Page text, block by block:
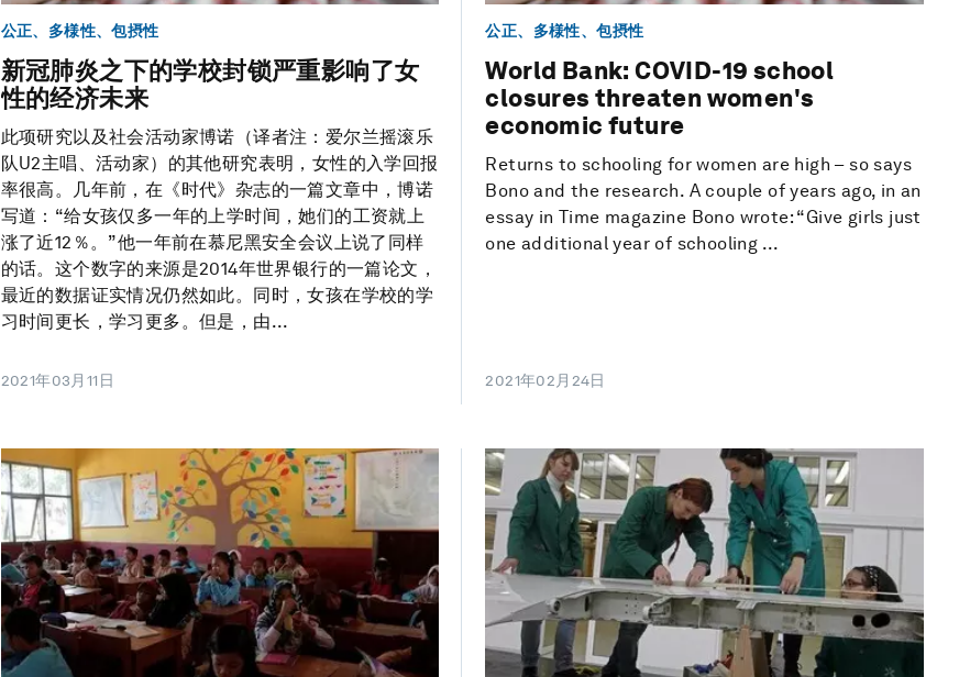
公正、多様性、包摂性
新冠肺炎之下的学校封锁严重影响了女
性的经济未来
此项研究以及社会活动家博诺（译者注：爱尔兰摇滚乐
队U2主唱、活动家）的其他研究表明，女性的入学回报
率很高。几年前，在《时代》杂志的一篇文章中，博诺
写道：“给女孩仅多一年的上学时间，她们的工资就上
涨了近12％。”他一年前在慕尼黑安全会议上说了同样
的话。这个数字的来源是2014年世界银行的一篇论文，
最近的数据证实情况仍然如此。同时，女孩在学校的学
习时间更长，学习更多。但是，由...
2021年03月11日
公正、多様性、包摂性
World Bank: COVID-19 school
closures threaten women's
economic future
Returns to schooling for women are high – so says
Bono and the research. A couple of years ago, in an
essay in Time magazine Bono wrote: “Give girls just
one additional year of schooling ...
2021年02月24日